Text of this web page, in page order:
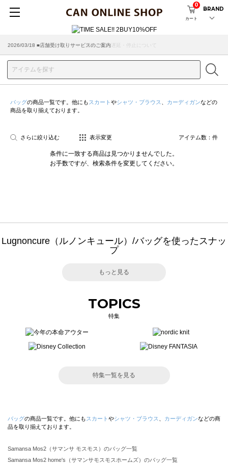
カート
0
BRAND
2026/07/29 ■【お知らせ】ヤマト運輸の配送遅延・停止について
2026/03/18 ■店舗受け取りサービスのご案内
バッグの商品一覧です。他にも スカート やシャツ・ブラウス カーディガンなどの
商品を取り揃えております。
さらに絞り込む 表示変更 アイテム数： 件
条件に一致する商品は見つかりませんでした。
お手数ですが、検索条件を変更してください。
Lugnoncure（ルノンキュール）/バッグを使ったスナッ
プ
もっと見る
TOPICS
特集
特集一覧を見る
バッグの商品一覧です。他にも スカート やシャツ・ブラウス カーディガンなどの商
品を取り揃えております。
Samansa Mos2（サマンサ モスモス）のバッグ一覧
Samansa Mos2 home's（サマンサモスモスホームズ）のバッグ一覧